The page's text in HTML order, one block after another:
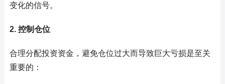
变化的信号。
2. 控制仓位
合理分配投资资金，避免仓位过大而导致巨大亏损是至关
重要的：